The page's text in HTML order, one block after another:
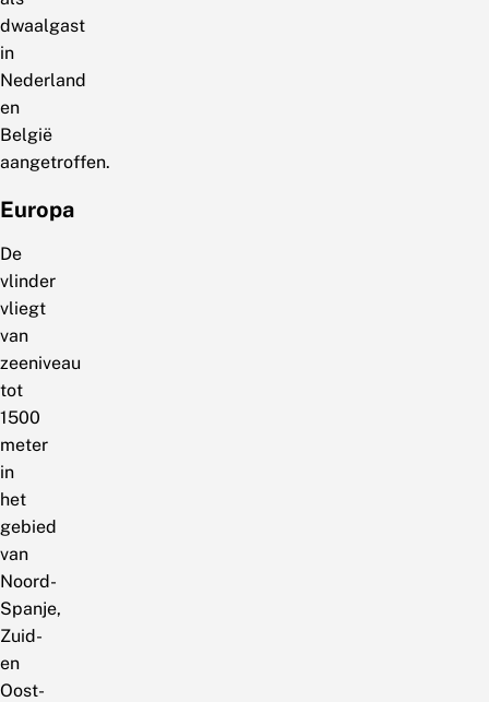
dwaalgast
in
Nederland
en
België
aangetroffen.
Europa
De
vlinder
vliegt
van
zeeniveau
tot
1500
meter
in
het
gebied
van
Noord-
Spanje,
Zuid-
en
Oost-